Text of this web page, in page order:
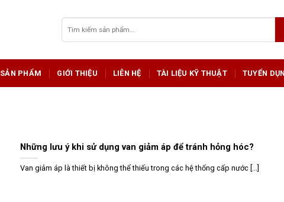
kiếm:
SẢN PHẨM GIỚI THIỆU LIÊN HỆ TÀI LIỆU KỸ THUẬT TUYỂN
Những lưu ý khi sử dụng van giảm áp để tránh hỏng hóc?
Van giảm áp là thiết bị không thể thiếu trong các hệ thống cấp nước [...]